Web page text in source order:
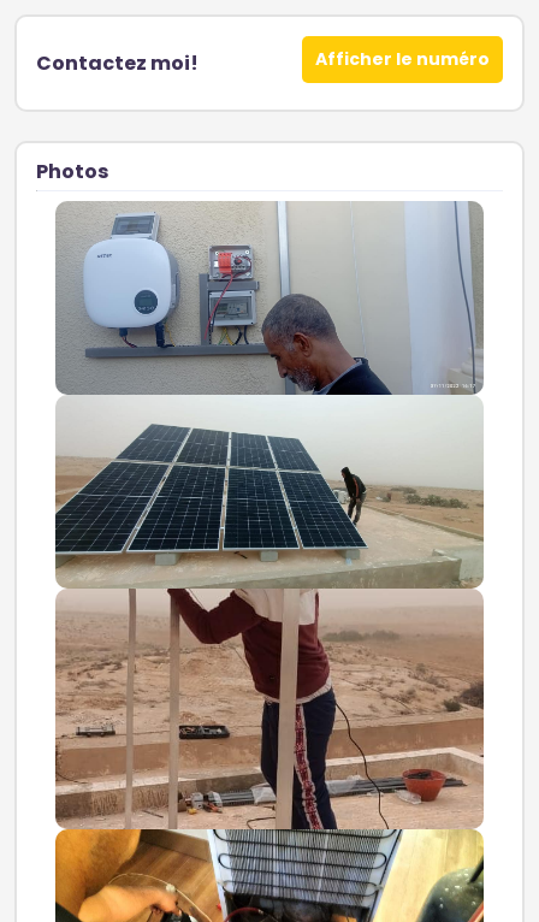
Contactez moi! Afficher le numéro
Photos